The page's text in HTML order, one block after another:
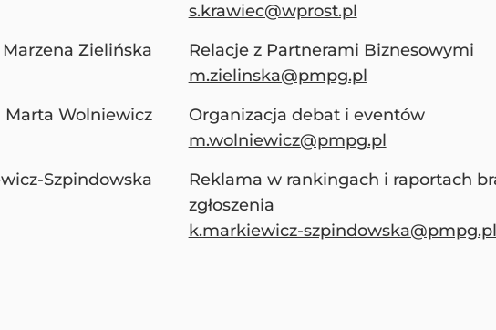
s.krawiec@wprost.pl
Marzena Zielińska
Relacje z Partnerami Biznesowymi
m.zielinska@pmpg.pl
Marta Wolniewicz
Organizacja debat i eventów
m.wolniewicz@pmpg.pl
Szpindowska
Reklama w rankingach i raportach
zgłoszenia
k.markiewicz-szpindowska@pmpg.pl